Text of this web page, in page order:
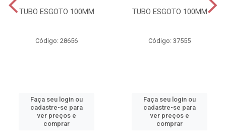
TUBO ESGOTO 100MM
Código: 28656
Faça seu login ou
cadastre-se para
ver preços e
comprar
TUBO ESGOTO 100MM
Código: 37555
Faça seu login ou
cadastre-se para
ver preços e
comprar